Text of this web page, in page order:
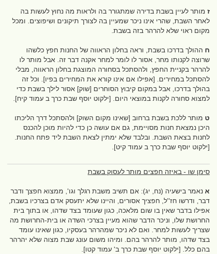
ז מותר לעיין בשבת בדירה שמתגורר בה ולראות מה נחוץ לעשות בה
לאחר השבת, שהרי אינו ניכר שמעיין בה לצורך תיקונים ושיפוצים. ומכל
מקום ראוי שלא להרהר בזה בשבת.
ח ההולך בדרכו בשבת, וראה בחלון הראווה של החנות חפץ כלשהו
שרוצה לקנותו מחר, אסור לו לומר למחר אקנה דבר זה. אבל מותר לו
להרהר בקניית החפץ, ולהסתכל בסחורה המוצגת בחלון הראווה, מבלי
להסתכל במחירים. [אפילו אם אינו קורא את המחירים בפיו]. וכל זה
בהולך בדרכו, אבל במקום קיבוץ הסוחרים [שוק] אסור לילך בשבת כדי
למצוא סחורה לקנות במוצאי היום. [ילקוט יוסף שבת כרך ב עמוד קיח].
ט מותר ללכת בשבת ברחוב [שאינו מקום השוק] ולהסתכל דרך הליכתו
היכן נמצאת חנות מסויימת, גם אם עושה כן כדי להיות מוכן להכנס
לחנות בצאת השבת. ובלבד שלא ימתין לצאת השבת ליד פתח החנות.
[ילקוט יוסף שבת כרך ב עמוד קיט].
סימן שו - באיזה חפצים מותר לעסוק בשבת
א נאמר בישעיה (נח, יג): אם תשיב משבת רגלך וגו', ממצוא חפצך ודבר
דבר, ודרשו חז''ל, חפציך אסורים, והיינו שלא יתעסק אדם בצרכיו בשבת,
אפילו בדבר שאין בו שום מלאכה, כגון שעומד בצד שדהו, או בתוך בית
החרושת שלו, וניכר הדבר שהוא מעיין בצרכי השדה או בית-החרושת מה
שצריך לעשות למחר. ואם לא ניכר שמהרהר בעסקיו, כגון שאינו עומד
בצד שדהו, מותר להרהר בהם. ומיהו משום עונג שבת מצוה שלא יהרהר
בהם כלל. [ילקוט יוסף שבת כרך ב' עמוד קטו].